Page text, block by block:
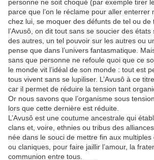
personne ne soit choqué (par exemple tirer
parce que l’on le réclame pour aller enterrer
chez lui, se moquer des défunts de tel ou de
l’Avusô, on dit tout sans se soucier des
des autres, un tel pouvoir sur les autres ou
pense que dans l’univers fantasmatique.
sans que personne ne refoule quoi que ce
le monde vit l’idéal de son monde : tout est
tous vivent sans se lupiliser. L’Avusô à ce
car il permet de réduire la tension tant
Or nous savons que l’organisme sous
lors que cette dernière est réduite.
L’Avusô est une coutume ancestrale qui
clans et, voire, ethnies ou tribus des
née dans le souci de mettre fin aux
ou claniques, pour faire jaillir l’amour, la
communion entre tous.